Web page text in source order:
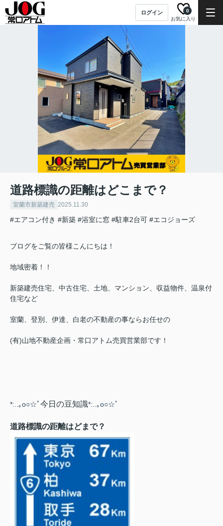
ログイン
お気に入り
0
道路標識の距離はどこまで？
室蘭市新築建売 2025.11.30
#エアコン付き #新築 #浴室に窓 #駐車2台可 #エコジョーズ
ブログをご覧の皆様こんにちは！
地域密着！！
新築建売住宅、中古住宅、土地、マンション、収益物件、温泉付
住宅など
室蘭、登別、伊達、白老の不動産の事ならお任せの
(有)山地不動産企画・常口アトム売買営業部です！
*:..｡o○☆ﾟ今日の豆知識*:..｡o○☆ﾟ
道路標識の距離はどまで？